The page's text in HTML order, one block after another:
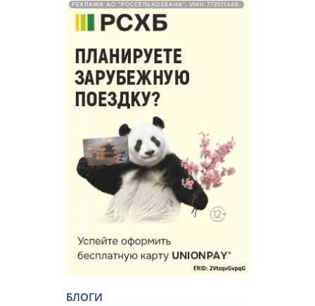
РЕКЛАМА АО "РОССЕЛЬХОЗБАНК". ИНН 772511448.
БЛОГИ